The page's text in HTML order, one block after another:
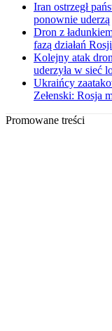
Iran ostrzegł
ponownie uderzą
Dron z
fazą działań
Kolejny atak
uderzyła w sieć
Ukraińcy
Zełenski: Rosja
Promowane treści